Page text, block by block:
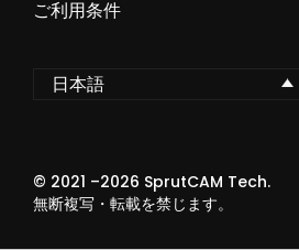
ご利用条件
日本語
© 2021 –2026 SprutCAM Tech.
無断複写・転載を禁じます。